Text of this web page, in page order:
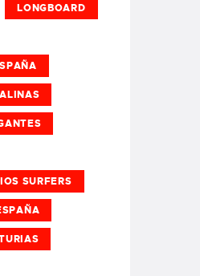
LONGBOARD
SURFERS